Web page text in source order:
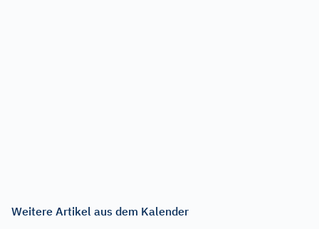
Weitere Artikel aus dem Kalender